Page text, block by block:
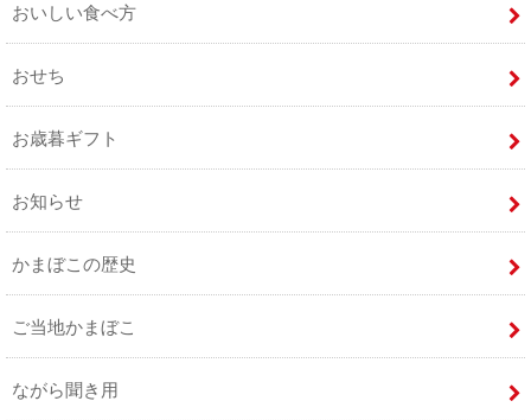
おいしい食べ方
おせち
お歳暮ギフト
お知らせ
かまぼこの歴史
ご当地かまぼこ
ながら聞き用